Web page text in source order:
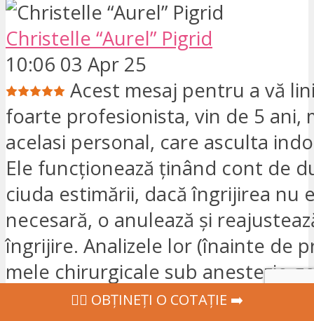
Christelle “Aurel” Pigrid
10:06 03 Apr 25
Acest mesaj pentru a vă
foarte profesionista, vin de 5 ani,
acelasi personal, care asculta
Ele funcționează ținând cont de
ciuda estimării, dacă îngrijirea nu
necesară, o anulează și
îngrijire. Analizele lor (înainte de
mele chirurgicale sub anestezie
făcut posibilă identificarea altor
‍👩‍⚕ OBȚINEȚI O COTAȚIE ➡️